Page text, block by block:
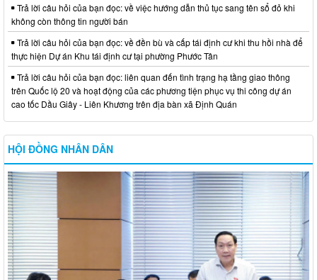
Trả lời câu hỏi của bạn đọc: về việc hướng dẫn thủ tục sang tên sổ đỏ khi
không còn thông tin người bán
Trả lời câu hỏi của bạn đọc: về đền bù và cấp tái định cư khi thu hồi nhà để
thực hiện Dự án Khu tái định cư tại phường Phước Tân
Trả lời câu hỏi của bạn đọc: liên quan đến tình trạng hạ tầng giao thông
trên Quốc lộ 20 và hoạt động của các phương tiện phục vụ thi công dự án
cao tốc Dầu Giây - Liên Khương trên địa bàn xã Định Quán
HỘI ĐỒNG NHÂN DÂN